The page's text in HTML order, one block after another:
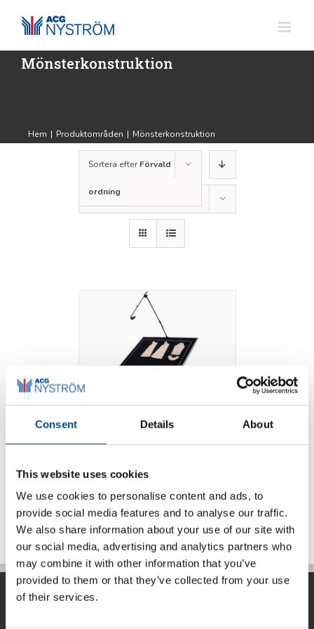
Consent Details About
This website uses cookies
We use cookies to personalise content and ads, to
provide social media features and to analyse our traffic.
We also share information about your use of our site with
our social media, advertising and analytics partners who
may combine it with other information that you’ve
provided to them or that they’ve collected from your use
of their services.
innehållet
Mönsterkonstruktion
Hem | Produktområden | Mönsterkonstruktion
Sortera efterFörvald
ordning
12 produkter
Photo Digitizer
Detaljer